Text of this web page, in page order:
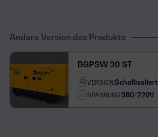
Andere Version des Produkts
BGPSW 20 ST
VERSION:Schallisoliert
SPANNUNG:380/220V